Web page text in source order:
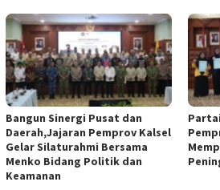
Bangun Sinergi Pusat dan
Daerah,Jajaran Pemprov Kalsel
Gelar Silaturahmi Bersama
Menko Bidang Politik dan
Keamanan